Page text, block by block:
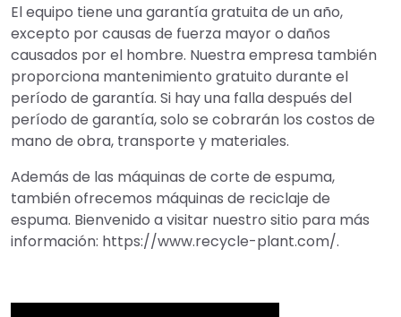
El equipo tiene una garantía gratuita de un año,
excepto por causas de fuerza mayor o daños
causados por el hombre. Nuestra empresa también
proporciona mantenimiento gratuito durante el
período de garantía. Si hay una falla después del
período de garantía, solo se cobrarán los costos de
mano de obra, transporte y materiales.
Además de las máquinas de corte de espuma,
también ofrecemos máquinas de reciclaje de
espuma. Bienvenido a visitar nuestro sitio para más
información: https://www.recycle-plant.com/.